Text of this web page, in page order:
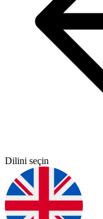
Dilini seçin